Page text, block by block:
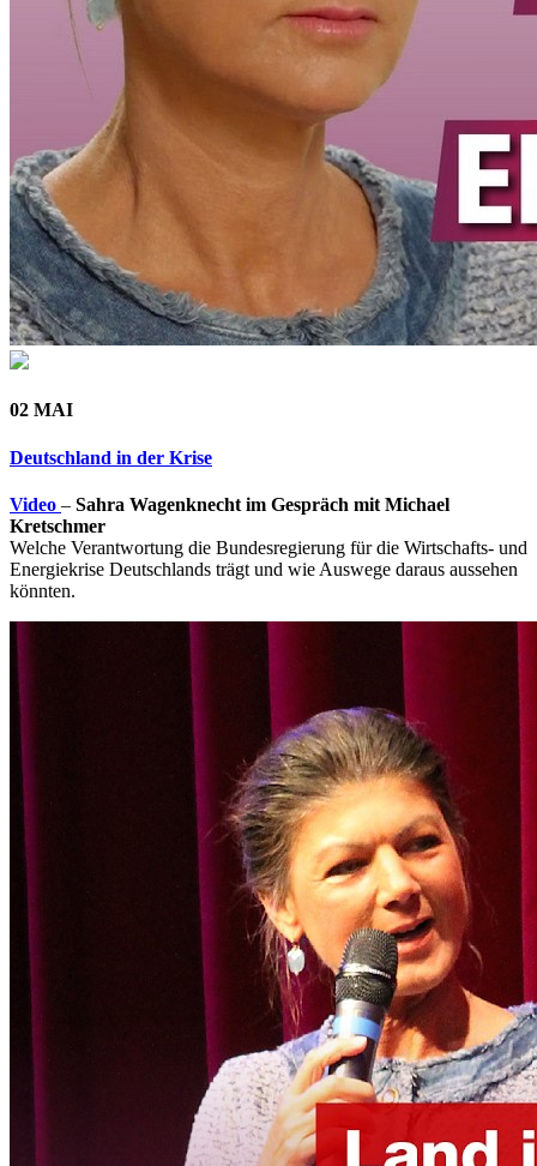
02 MAI
Deutschland in der Krise
Video – Sahra Wagenknecht im Gespräch mit Michael
Kretschmer
Welche Verantwortung die Bundesregierung für die Wirtschafts- und
Energiekrise Deutschlands trägt und wie Auswege daraus aussehen
könnten.